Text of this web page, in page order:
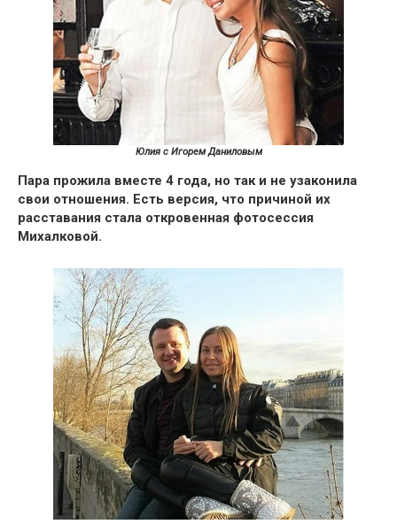
Юлия с Игорем Даниловым
Пара прожила вместе 4 года, но так и не узаконила
свои отношения. Есть версия, что причиной их
расставания стала откровенная фотосессия
Михалковой.